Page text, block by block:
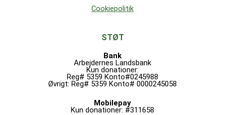
Cookiepolitik
STØT
Bank
Arbejdernes Landsbank
Kun donationer:
Reg# 5359 Konto#0245988
Øvrigt: Reg# 5359 Konto# 0000245058
Mobilepay
Kun donationer: #311658